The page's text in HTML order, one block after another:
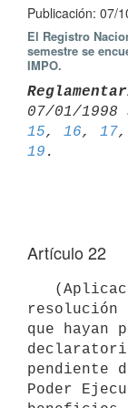
Publicación: 07/
El Registro
semestre se
IMPO.
07/01/
15, 16, 17,
19
Artículo 22
resolución
que hayan
pendiente
Poder